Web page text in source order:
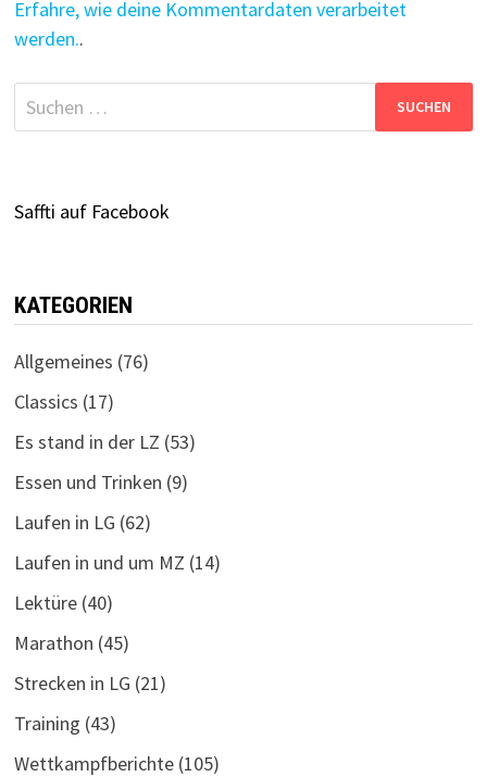
Erfahre, wie deine Kommentardaten verarbeitet
werden..
Suchen
nach:
Saffti auf Facebook
KATEGORIEN
Allgemeines (76)
Classics (17)
Es stand in der LZ (53)
Essen und Trinken (9)
Laufen in LG (62)
Laufen in und um MZ (14)
Lektüre(40)
Marathon (45)
Strecken in LG (21)
Training (43)
Wettkampfberichte(105)